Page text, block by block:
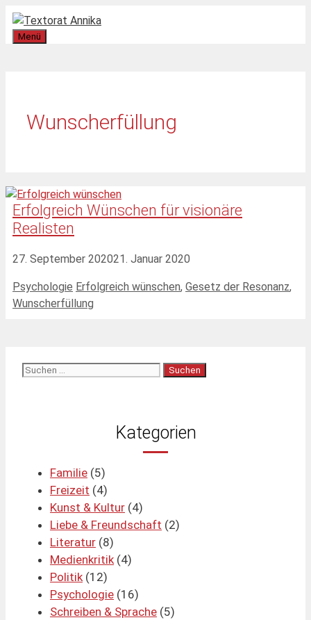
Zum
Inhalt
springen
Menü
Wunscherfüllung
Erfolgreich Wünschen für visionäre
Realisten
27. September 202021. Januar 2020
Kategorien
Psychologie Schlagwörter
Erfolgreich wünschen, Gesetz der Resonanz,
Wunscherfüllung
Suchen
Kategorien
Familie (5)
Freizeit (4)
Kunst & Kultur (4)
Liebe & Freundschaft (2)
Literatur (8)
Medienkritik(4)
Politik(12)
Psychologie (16)
Schreiben & Sprache (5)